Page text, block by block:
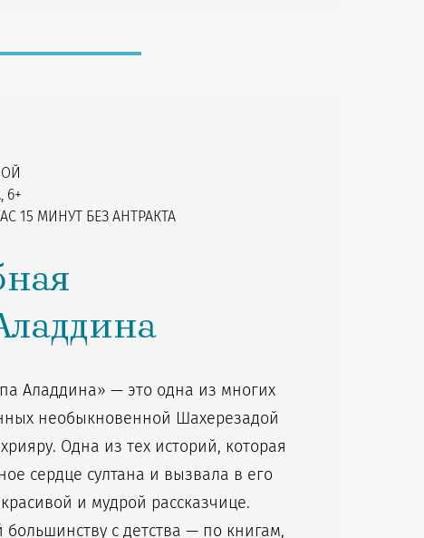
6+
15 МИНУТ БЕЗ АНТРАКТА
Аладдина» — это одна из многих
необыкновенной Шахерезадой
Одна из тех историй, которая
сердце султана и вызвала в его
и мудрой рассказчице.
с детства — по книгам,